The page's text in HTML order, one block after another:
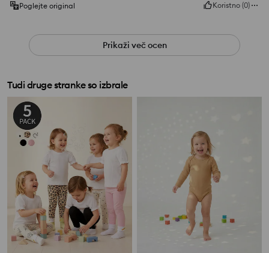
Poglejte original
Koristno (0)
Prikaži več ocen
Tudi druge stranke so izbrale